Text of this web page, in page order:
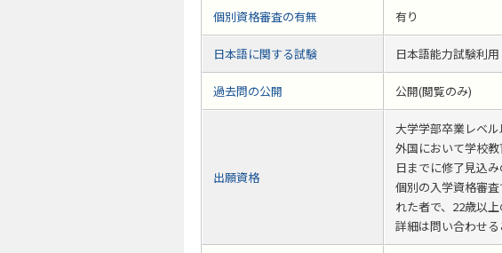
個別資格審査の有無 有り
日本語に関する試験 日本語能力試験利
過去問の公開 公開(閲覧のみ)
出願資格
大学学部卒業レベル
外国において学校
日までに修了見込
個別の入学資格審
れた者で、22歳以
詳細は問い合わせる